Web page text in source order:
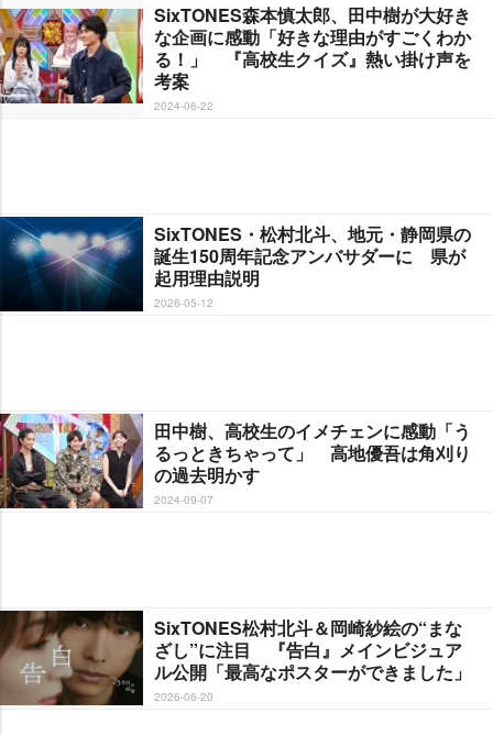
SixTONES森本慎太郎、田中樹が大好き
な企画に感動「好きな理由がすごくわか
る！」 『高校生クイズ』熱い掛け声を
考案
2024-06-22
SixTONES・松村北斗、地元・静岡県の
誕生150周年記念アンバサダーに 県が
起用理由説明
2026-05-12
田中樹、高校生のイメチェンに感動「う
るっときちゃって」 高地優吾は角刈り
の過去明かす
2024-09-07
SixTONES松村北斗＆岡崎紗絵の“まな
ざし”に注目 『告白』メインビジュア
ル公開「最高なポスターができました」
2026-06-20